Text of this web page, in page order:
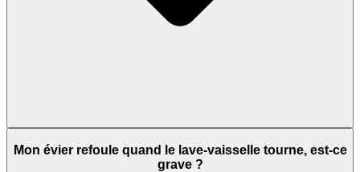
Mon évier refoule quand le lave-vaisselle tourne, est-ce
grave ?